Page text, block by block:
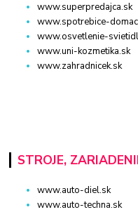
www.superpredajca.sk
www.spotrebice-
www.osvetlenie-
www.uni-kozmetika.sk
www.zahradnicek.sk
STROJE,
www.auto-diel.sk
www.auto-techna.sk